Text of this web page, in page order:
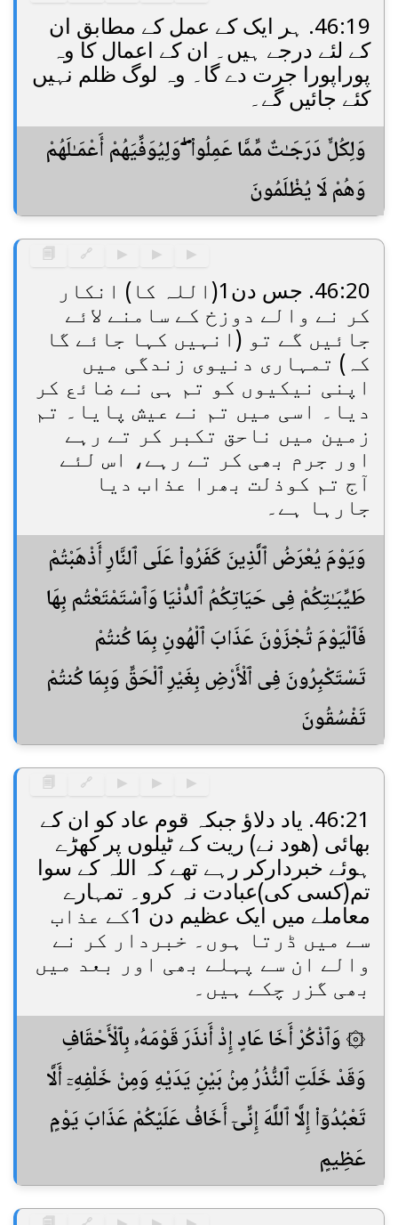
46:19. ہر ایک کے عمل کے مطابق ان
کے لئے درجے ہیں۔ ان کے اعمال کا وہ
پوراپورا جرت دے گا۔ وہ لوگ ظلم نہیں
کئے جائیں گے۔
وَلِكُلٍّ دَرَجَـٰتٌ مِّمَّا عَمِلُوا۟ ۖ وَلِيُوَفِّيَهُمْ أَعْمَـٰلَهُمْ
وَهُمْ لَا يُظْلَمُونَ
▶
▶
▶
🔗
🗐
46:20. جس دن1(اللہ کا) انکار
کر نے والے دوزخ کے سامنے لائے
جائیں گے تو (انہیں کہا جائے گا
کہ) تمہاری دنیوی زندگی میں
اپنی نیکیوں کو تم ہی نے ضائع کر
دیا۔ اسی میں تم نے عیش پایا۔ تم
زمین میں ناحق تکبر کر تے رہے
اور جرم بھی کر تے رہے، اس لئے
آج تم کوذلت بھرا عذاب دیا
جارہا ہے۔
وَيَوْمَ يُعْرَضُ ٱلَّذِينَ كَفَرُوا۟ عَلَى ٱلنَّارِ أَذْهَبْتُمْ
طَيِّبَـٰتِكُمْ فِى حَيَاتِكُمُ ٱلدُّنْيَا وَٱسْتَمْتَعْتُم بِهَا
فَٱلْيَوْمَ تُجْزَوْنَ عَذَابَ ٱلْهُونِ بِمَا كُنتُمْ
تَسْتَكْبِرُونَ فِى ٱلْأَرْضِ بِغَيْرِ ٱلْحَقِّ وَبِمَا كُنتُمْ
تَفْسُقُونَ
▶
▶
▶
🔗
🗐
46:21. یاد دلاؤ جبکہ قوم عاد کو ان کے
بھائی (ھود نے) ریت کے ٹیلوں پر کھڑے
ہوئے خبردارکر رہے تھے کہ اللہ کے سوا
تم(کسی کی)عبادت نہ کرو۔ تمہارے
معاملے میں ایک عظیم دن 1کے عذاب
سے میں ڈرتا ہوں۔ خبردار کر نے
والے ان سے پہلے بھی اور بعد میں
بھی گزر چکے ہیں۔
۞ وَٱذْكُرْ أَخَا عَادٍ إِذْ أَنذَرَ قَوْمَهُۥ بِٱلْأَحْقَافِ
وَقَدْ خَلَتِ ٱلنُّذُرُ مِنۢ بَيْنِ يَدَيْهِ وَمِنْ خَلْفِهِۦٓ أَلَّا
تَعْبُدُوٓا۟ إِلَّا ٱللَّهَ إِنِّىٓ أَخَافُ عَلَيْكُمْ عَذَابَ يَوْمٍ
عَظِيمٍ